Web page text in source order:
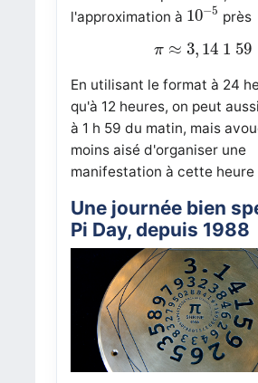
l'approximation à 10−5
10−5
près
π ≈ 3, 14 1 59
π ≈3,14 1 59
En utilisant le format à 24
qu'à 12 heures, on peut
à 1 h 59 du matin, mais
moins aisé d'organiser une
manifestation à cette heure
Une journée bien
Pi Day, depuis 1988